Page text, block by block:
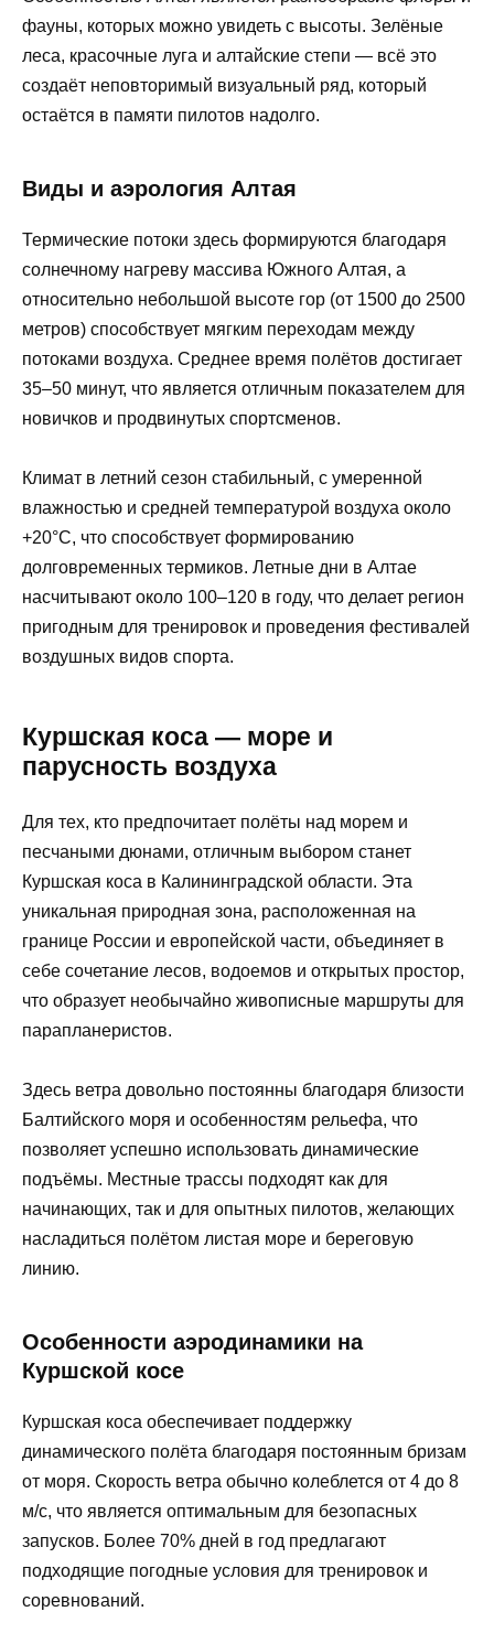
фауны, которых можно увидеть с высоты. Зелёные
леса, красочные луга и алтайские степи — всё это
создаёт неповторимый визуальный ряд, который
остаётся в памяти пилотов надолго.
Виды и аэрология Алтая
Термические потоки здесь формируются благодаря
солнечному нагреву массива Южного Алтая, а
относительно небольшой высоте гор (от 1500 до 2500
метров) способствует мягким переходам между
потоками воздуха. Среднее время полётов достигает
35–50 минут, что является отличным показателем для
новичков и продвинутых спортсменов.
Климат в летний сезон стабильный, с умеренной
влажностью и средней температурой воздуха около
+20°C, что способствует формированию
долговременных термиков. Летные дни в Алтае
насчитывают около 100–120 в году, что делает регион
пригодным для тренировок и проведения фестивалей
воздушных видов спорта.
Куршская коса — море и
парусность воздуха
Для тех, кто предпочитает полёты над морем и
песчаными дюнами, отличным выбором станет
Куршская коса в Калининградской области. Эта
уникальная природная зона, расположенная на
границе России и европейской части, объединяет в
себе сочетание лесов, водоемов и открытых простор,
что образует необычайно живописные маршруты для
парапланеристов.
Здесь ветра довольно постоянны благодаря близости
Балтийского моря и особенностям рельефа, что
позволяет успешно использовать динамические
подъёмы. Местные трассы подходят как для
начинающих, так и для опытных пилотов, желающих
насладиться полётом листая море и береговую
линию.
Особенности аэродинамики на
Куршской косе
Куршская коса обеспечивает поддержку
динамического полёта благодаря постоянным бризам
от моря. Скорость ветра обычно колеблется от 4 до 8
м/с, что является оптимальным для безопасных
запусков. Более 70% дней в год предлагают
подходящие погодные условия для тренировок и
соревнований.